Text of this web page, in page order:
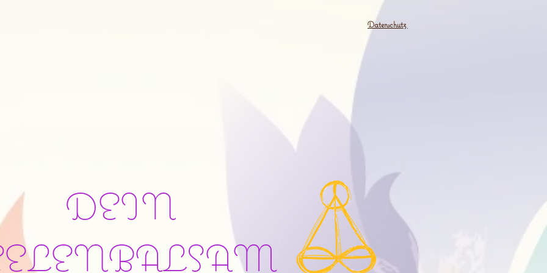
Datenschutz
DEIN